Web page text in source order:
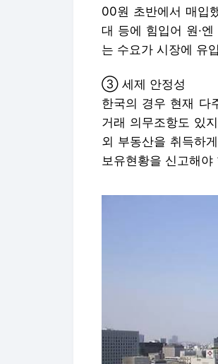
00원 초반에서 매입
대 등에 힘입어 원·
는 수요가 시장에 유
③ 세제 안정성
한국의 경우 현재 다
거래 의무조항도 있
외 부동산을 취득하
보유현황을 신고해야